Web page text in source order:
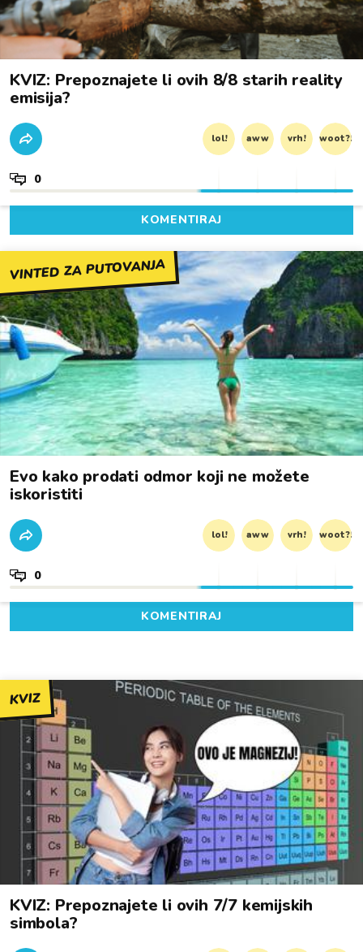
KVIZ: Prepoznajete li ovih 8/8 starih reality
emisija?
lol! aww vrh! woot?!
0
KOMENTIRAJ
VINTED ZA PUTOVANJA
Evo kako prodati odmor koji ne možete
iskoristiti
lol! aww vrh! woot?!
0
KOMENTIRAJ
KVIZ
KVIZ: Prepoznajete li ovih 7/7 kemijskih
simbola?